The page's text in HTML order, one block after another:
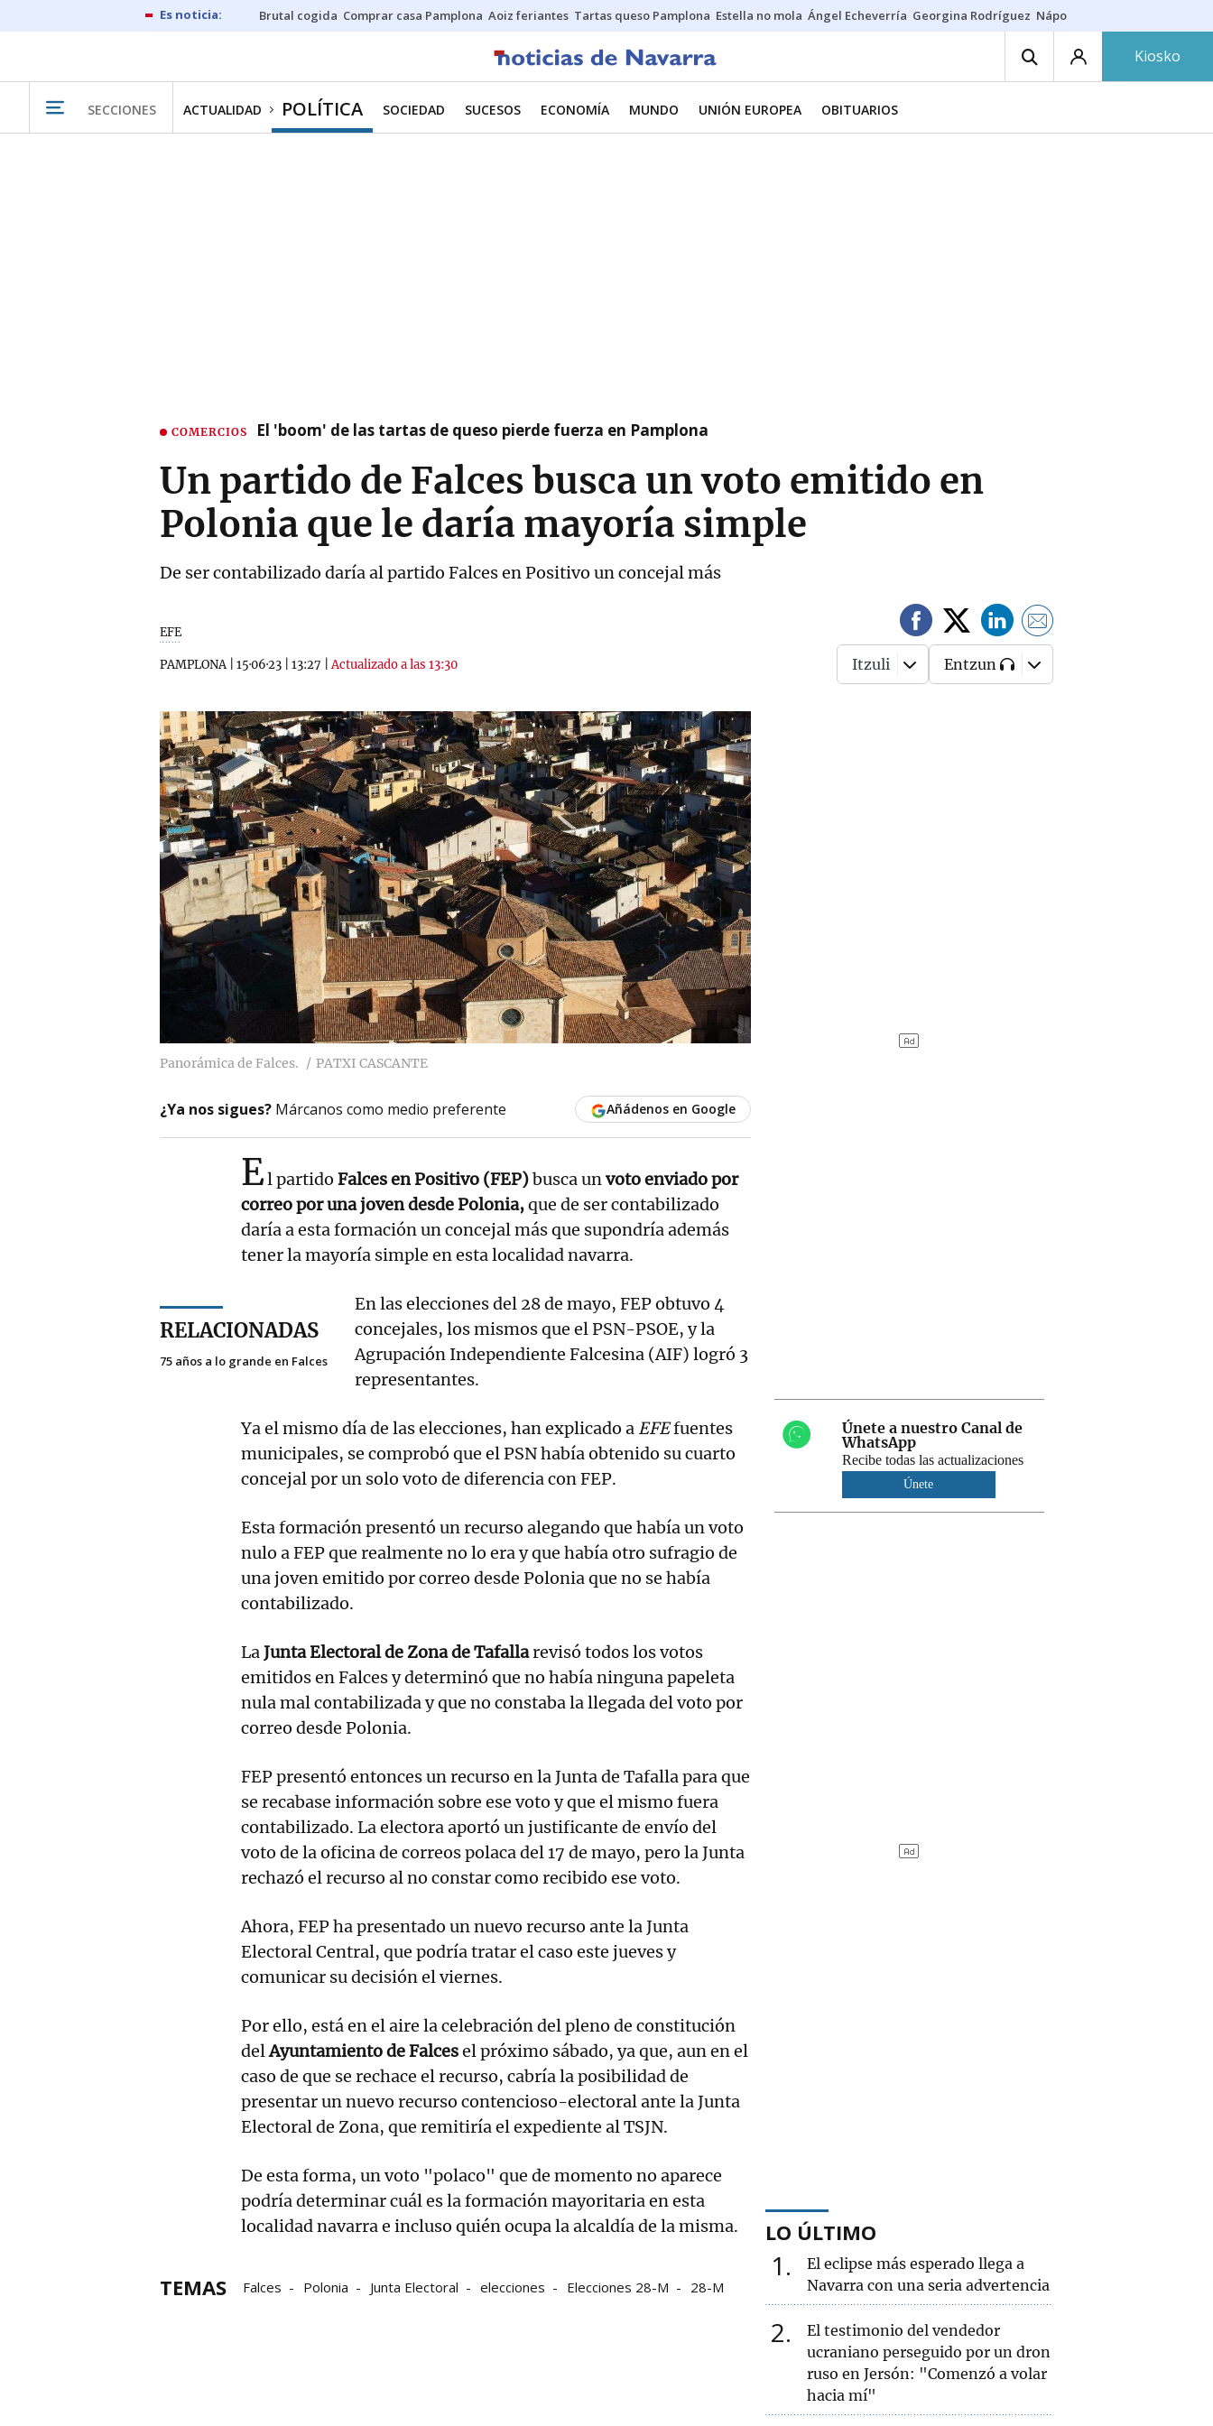
Brutal cogida Comprar casa Pamplona Aoiz feriantes Tartas queso Pamplona Estella no mola Ángel Echeverría Georgina Rodríguez Nápoles - Osasuna
Kiosko
SECCIONES ACTUALIDAD POLÍTICA SOCIEDAD SUCESOS ECONOMÍA MUNDO UNIÓN EUROPEA OBITUARIOS
COMERCIOS El 'boom' de las tartas de queso pierde fuerza en Pamplona
Un partido de Falces busca un voto emitido en
Polonia que le daría mayoría simple
De ser contabilizado daría al partido Falces en Positivo un concejal más
EFE
PAMPLONA| 15·06·23 13:27 |Actualizado a las 13:30 Itzuli Entzun
Panorámica de Falces. PATXI CASCANTE
¿Ya nos sigues? Márcanos como medio preferente Añádenos en Google
El partido Falces en Positivo (FEP)busca unvoto enviado por
correo por una joven desde Polonia,que de ser contabilizado
daría a esta formación un concejal más que supondría además
tener la mayoría simple en esta localidad navarra.
RELACIONADAS
75 años a lo grande en Falces
En las elecciones del 28 de mayo, FEP obtuvo 4
concejales, los mismos que el PSN-PSOE, y la
Agrupación Independiente Falcesina (AIF) logró 3
representantes.
Ya el mismo día de las elecciones, han explicado a EFEfuentes
municipales, se comprobó que el PSN había obtenido su cuarto
concejal por un solo voto de diferencia con FEP.
Esta formación presentó un recurso alegando que había un voto
nulo a FEP que realmente no lo era y que había otro sufragio de
una joven emitido por correo desde Polonia que no se había
contabilizado.
LaJunta Electoral de Zona de Tafallarevisó todos los votos
emitidos en Falces y determinó que no había ninguna papeleta
nula mal contabilizada y que no constaba la llegada del voto por
correo desde Polonia.
FEP presentó entonces un recurso en la Junta de Tafalla para que
se recabase información sobre ese voto y que el mismo fuera
contabilizado. La electora aportó un justificante de envío del
voto de la oficina de correos polaca del 17 de mayo, pero la Junta
rechazó el recurso al no constar como recibido ese voto.
Ahora, FEP ha presentado un nuevo recurso ante la Junta
Electoral Central, que podría tratar el caso este jueves y
comunicar su decisión el viernes.
Por ello, está en el aire la celebración del pleno de constitución
delAyuntamiento de Falcesel próximo sábado, ya que, aun en el
caso de que se rechace el recurso, cabría la posibilidad de
presentar un nuevo recurso contencioso-electoral ante la Junta
Electoral de Zona, que remitiría el expediente al TSJN.
De esta forma, un voto "polaco" que de momento no aparece
podría determinar cuál es la formación mayoritaria en esta
localidad navarra e incluso quién ocupa la alcaldía de la misma.
TEMAS Falces Polonia Junta Electoral elecciones Elecciones 28-M 28-M
Únete a nuestro Canal de
WhatsApp
Recibe todas las actualizaciones
Únete
LO ÚLTIMO
1
El eclipse más esperado llega a
Navarra con una seria advertencia
2
El testimonio del vendedor
ucraniano perseguido por un dron
ruso en Jersón: "Comenzó a volar
hacia mí"